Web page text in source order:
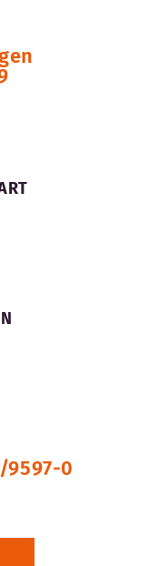
9597-0